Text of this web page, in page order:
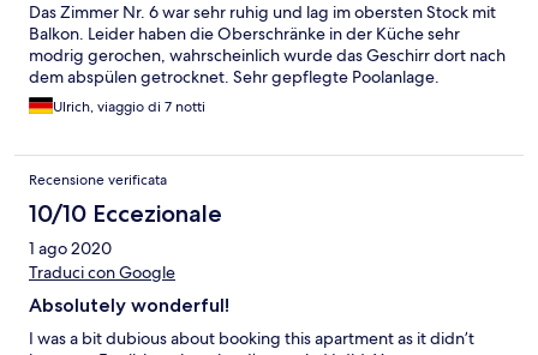
Das Zimmer Nr. 6 war sehr ruhig und lag im obersten Stock mit
Balkon. Leider haben die Oberschränke in der Küche sehr
modrig gerochen, wahrscheinlich wurde das Geschirr dort nach
dem abspülen getrocknet. Sehr gepflegte Poolanlage.
Ulrich, viaggio di 7 notti
Recensione verificata
10/10 Eccezionale
1 ago 2020
Traduci con Google
Absolutely wonderful!
I was a bit dubious about booking this apartment as it didn’t